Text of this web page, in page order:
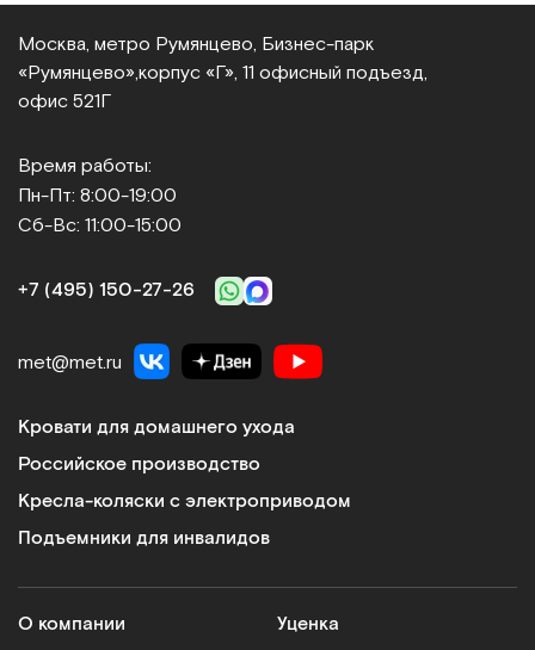
Москва, метро Румянцево, Бизнес‑парк
«Румянцево», корпус «Г», 11 офисный подъезд,
офис 521Г
Время работы:
Пн-Пт: 8:00-19:00
Сб-Вс: 11:00-15:00
+7 (495) 150‑27‑26
met@met.ru
Кровати для домашнего ухода
Российское производство
Кресла-коляски с электроприводом
Подъемники для инвалидов
О компании
Уценка